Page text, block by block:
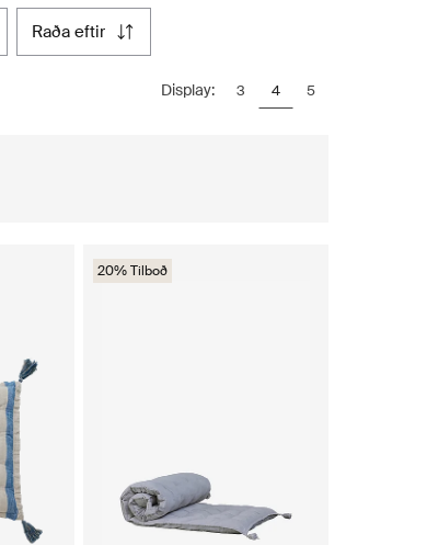
raða eftir
Display: 3 4 5
20% Tilboð